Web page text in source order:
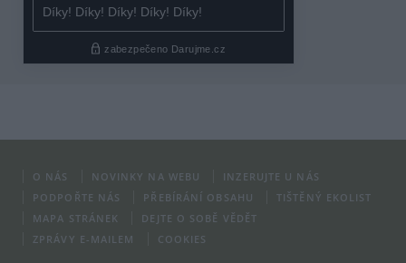
O NÁS NOVINKY NA WEBU
INZERUJTE U NÁS
PODPOŘTE NÁS
PŘEBÍRÁNÍ OBSAHU
TIŠTĚNÝ EKOLIST
MAPA STRÁNEK
DEJTE O SOBĚ VĚDĚT
ZPRÁVY E-MAILEM
COOKIES